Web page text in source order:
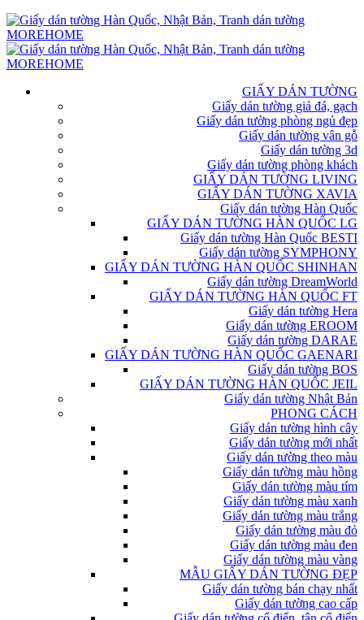
GIẤY DÁN TƯỜNG
Giấy dán tường giả đá, gạch
Giấy dán tường phòng ngủ đẹp
Giấy dán tường vân gỗ
Giấy dán tường 3d
Giấy dán tường phòng khách
GIẤY DÁN TƯỜNG LIVING
GIẤY DÁN TƯỜNG XAVIA
Giấy dán tường Hàn Quốc
GIẤY DÁN TƯỜNG HÀN QUỐC LG
Giấy dán tường Hàn Quốc BESTI
Giấy dán tường SYMPHONY
GIẤY DÁN TƯỜNG HÀN QUỐC SHINHAN
Giấy dán tường DreamWorld
GIẤY DÁN TƯỜNG HÀN QUỐC FT
Giấy dán tường Hera
Giấy dán tường EROOM
Giấy dán tường DARAE
GIẤY DÁN TƯỜNG HÀN QUỐC GAENARI
Giấy dán tường BOS
GIẤY DÁN TƯỜNG HÀN QUỐC JEIL
Giấy dán tường Nhật Bản
PHONG CÁCH
Giấy dán tường hình cây
Giấy dán tường mới nhất
Giấy dán tường theo màu
Giấy dán tường màu hồng
Giấy dán tường màu tím
Giấy dán tường màu xanh
Giấy dán tường màu trắng
Giấy dán tường màu đỏ
Giấy dán tường màu đen
Giấy dán tường màu vàng
MẪU GIẤY DÁN TƯỜNG ĐẸP
Giấy dán tường bán chạy nhất
Giấy dán tường cao cấp